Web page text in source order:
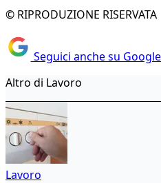
© RIPRODUZIONE RISERVATA
Seguici anche su
Altro di Lavoro
Lavoro